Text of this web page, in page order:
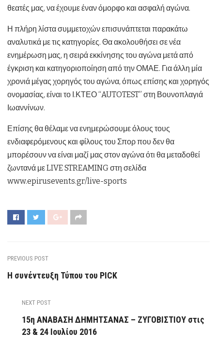
θεατές μας, να έχουμε έναν όμορφο και ασφαλή αγώνα.
Η πλήρη λίστα συμμετοχών επισυνάπτεται παρακάτω
αναλυτικά με τις κατηγορίες. Θα ακολουθήσει σε νέα
ενημέρωση μας, η σειρά εκκίνησης του αγώνα μετά από
έγκριση και κατηγοριοποίηση από την ΟΜΑΕ. Για άλλη μία
χρονιά μέγας χορηγός του αγώνα, όπως επίσης και χορηγός
ονομασίας, είναι το Ι.ΚΤΕΟ “AUTOTEST” στη Βουνοπλαγιά
Ιωαννίνων.
Επίσης θα θέλαμε να ενημερώσουμε όλους τους
ενδιαφερόμενους και φίλους του Σπορ που δεν θα
μπορέσουν να είναι μαζί μας στον αγώνα ότι θα μεταδοθεί
ζωντανά με LIVE STREAMING στη σελίδα
www.epirusevents.gr/live-sports
PREVIOUS POST
Η συνέντευξη Τύπου του PICK
NEXT POST
15η ΑΝΑΒΑΣΗ ΔΗΜΗΤΣΑΝΑΣ – ΖΥΓΟΒΙΣΤΙΟΥ στις
23 & 24 Ιουλίου 2016